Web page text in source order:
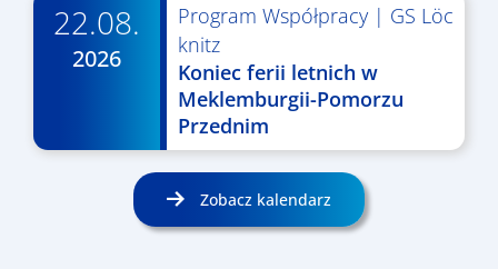
22.08.
2026
Program Współpracy| GS Löc
knitz
Koniec ferii letnich w
Meklemburgii-Pomorzu
Przednim
Zobacz kalendarz